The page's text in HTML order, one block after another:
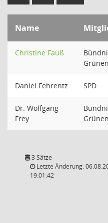
Name
Christine Fauß
Grünen
Daniel Fehrentz SPD
Dr. Wolfgang
Frey
Grünen
3 Sätze
Letzte Änderung:
19:01:42